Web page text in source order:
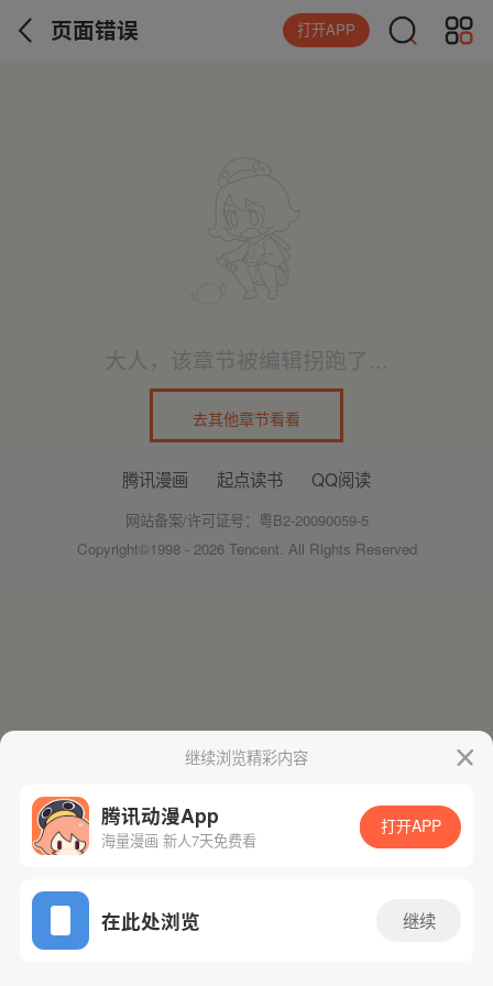
页面错误 打开APP
大人，该章节被编辑拐跑了...
去其他章节看看
继续浏览精彩内容
腾讯动漫App
海量漫画 新人7天免费看
打开APP
在此处浏览 继续
腾讯漫画 起点读书 QQ阅读
网站备案/许可证号：粤B2-20090059-5
Copyright©1998 - 2026 Tencent. All Rights Reserved